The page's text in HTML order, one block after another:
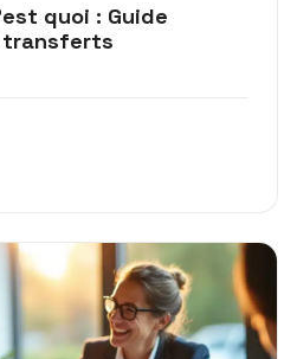
quoi : Guide
transferts